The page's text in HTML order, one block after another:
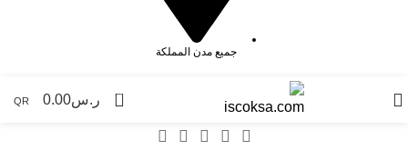
جميع مدن المملكة
0 ر.س0.00
QR